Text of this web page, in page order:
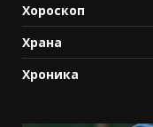
Хороскоп
Храна
Хроника